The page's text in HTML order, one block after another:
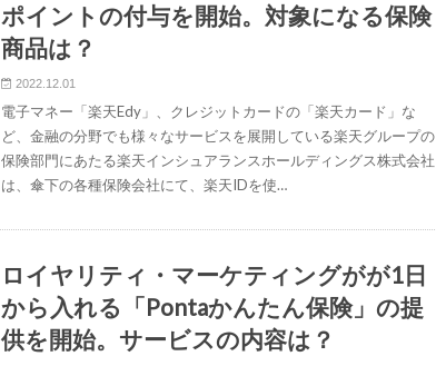
ポイントの付与を開始。対象になる保険
商品は？
2022.12.01
電子マネー「楽天Edy」、クレジットカードの「楽天カード」な
ど、金融の分野でも様々なサービスを展開している楽天グループの
保険部門にあたる楽天インシュアランスホールディングス株式会社
は、傘下の各種保険会社にて、楽天IDを使…
ロイヤリティ・マーケティングがが1日
から入れる「Pontaかんたん保険」の提
供を開始。サービスの内容は？